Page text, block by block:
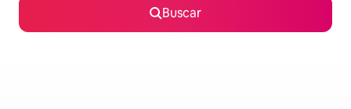
Buscar